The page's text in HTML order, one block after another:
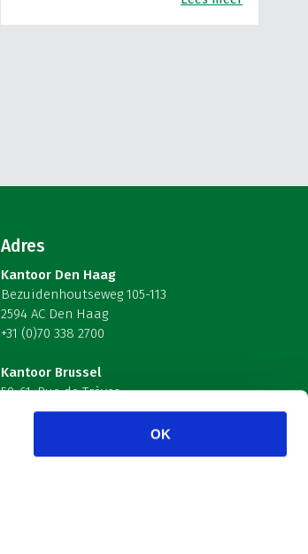
OK
Adres
Kantoor Den Haag
Bezuidenhoutseweg 105-113
2594 AC Den Haag
+31 (0)70 338 2700
Kantoor Brussel
59-61, Rue de Trèves
B-1040 Brussel – België
Volg ons